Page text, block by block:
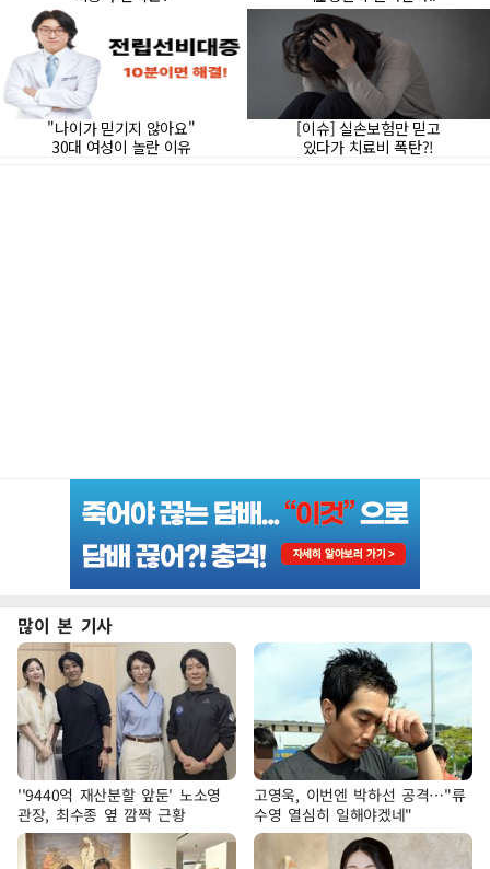
많이 본 기사
''9440억 재산분할 앞둔' 노소영
관장, 최수종 옆 깜짝 근황
고영욱, 이번엔 박하선 공격…"류
수영 열심히 일해야겠네"